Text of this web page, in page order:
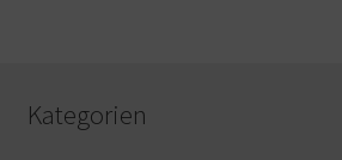
Kategorien